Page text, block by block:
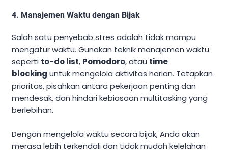
4. Manajemen Waktu dengan Bijak
Salah satu penyebab stres adalah tidak mampu
mengatur waktu. Gunakan teknik manajemen waktu
seperti to-do list, Pomodoro, atau time
blocking untuk mengelola aktivitas harian. Tetapkan
prioritas, pisahkan antara pekerjaan penting dan
mendesak, dan hindari kebiasaan multitasking yang
berlebihan.
Dengan mengelola waktu secara bijak, Anda akan
merasa lebih terkendali dan tidak mudah kelelahan